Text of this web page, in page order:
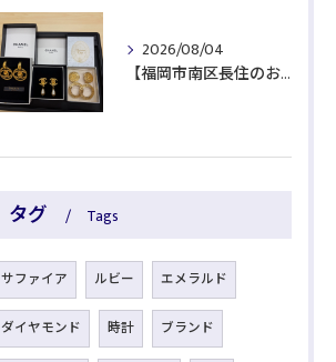
2026/08/04
【福岡市南区長住のお客様よりブランド品をお買取】
タグ Tags
サファイア ルビー エメラルド
ダイヤモンド 時計 ブランド